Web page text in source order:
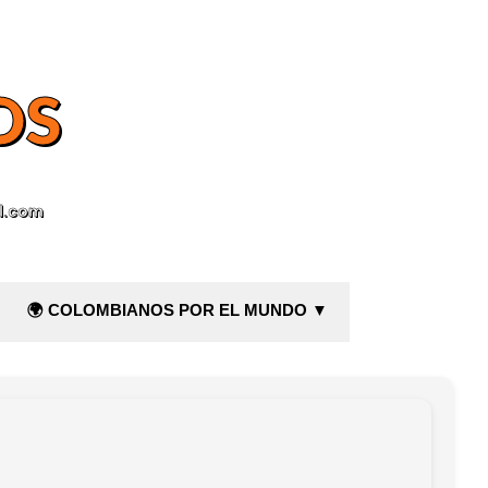
🌍 COLOMBIANOS POR EL MUNDO ▼